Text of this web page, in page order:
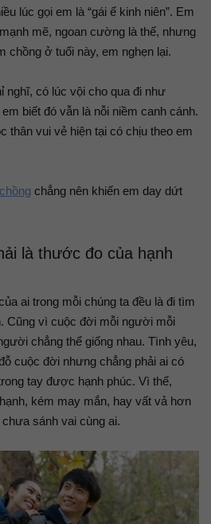
lúc gọi em là “gái ế kinh niên”. Em
mẽ, ngoan cường là thế, nhưng
chồng ở tuổi này, em nghẹn lại.
nghĩ, có lúc vội cho qua đi như
biết đó vẫn là nỗi niềm canh cánh.
thân vui vẻ hiện tại có chịu theo em
chẳng nên khiến em day dứt
là thước đo của hạnh
ai trong mỗi chúng ta đều là đi tìm
Cũng vì cuộc đời mỗi người mỗi
chẳng thể giống nhau. Tình yêu,
cuộc đời nhưng chẳng phải ai có
tay được hạnh phúc. Vì thế,
kém may mắn, hay vất vả hơn
sánh vai cùng ai.